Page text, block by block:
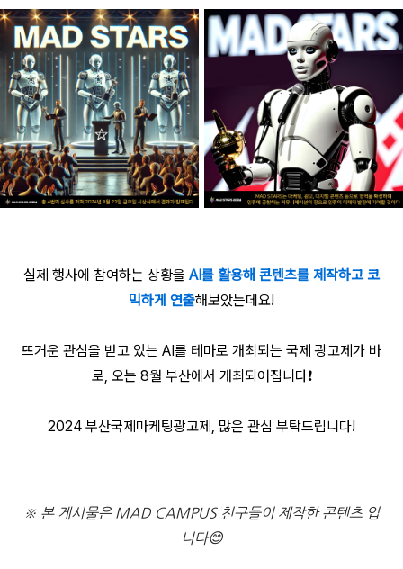
실제 행사에 참여하는 상황을 AI를 활용해 콘텐츠를 제작하고 코
믹하게 연출해보았는데요!
뜨거운 관심을 받고 있는 AI를 테마로 개최되는 국제 광고제가 바
로, 오는 8월 부산에서 개최되어집니다❗
2024 부산국제마케팅광고제, 많은 관심 부탁드립니다!
※ 본 게시물은 MAD CAMPUS 친구들이 제작한 콘텐츠 입
니다😊